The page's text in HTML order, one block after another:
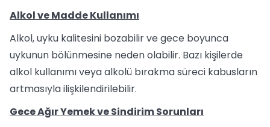
Alkol ve Madde Kullanımı
Alkol, uyku kalitesini bozabilir ve gece boyunca
uykunun bölünmesine neden olabilir. Bazı kişilerde
alkol kullanımı veya alkolü bırakma süreci kabusların
artmasıyla ilişkilendirilebilir.
Gece Ağır Yemek ve Sindirim Sorunları